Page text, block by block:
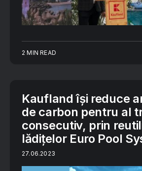
2 MIN READ
Kaufland își reduce
de carbon pentru al
consecutiv, prin
lădițelor Euro Pool
27.06.2023